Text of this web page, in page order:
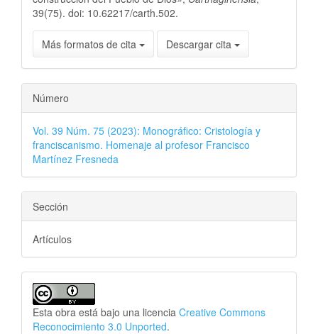
39(75). doi: 10.62217/carth.502.
Más formatos de cita Descargar cita
Número
Vol. 39 Núm. 75 (2023): Monográfico: Cristología y
franciscanismo. Homenaje al profesor Francisco
Martínez Fresneda
Sección
Artículos
Esta obra está bajo una licencia Creative Commons
Reconocimiento 3.0 Unported.